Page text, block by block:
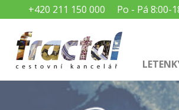
+420 211 150 000 Po - Pá 8:00-